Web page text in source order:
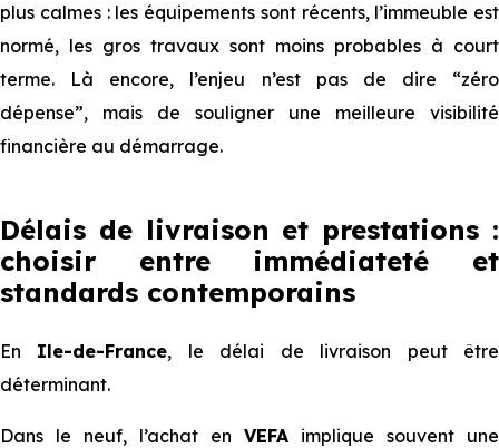
plus calmes : les équipements sont récents, l’immeuble est
normé, les gros travaux sont moins probables à court
terme. Là encore, l’enjeu n’est pas de dire “zéro
dépense”, mais de souligner une meilleure visibilité
financière au démarrage.
Délais de livraison et prestations :
choisir entre immédiateté et
standards contemporains
En Ile-de-France, le délai de livraison peut être
déterminant.
Dans le neuf, l’achat en VEFA implique souvent une